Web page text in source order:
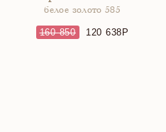
белое золото 585
160 850 120 638